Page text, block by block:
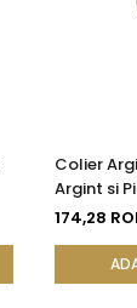
Colier
Argint si
174,28